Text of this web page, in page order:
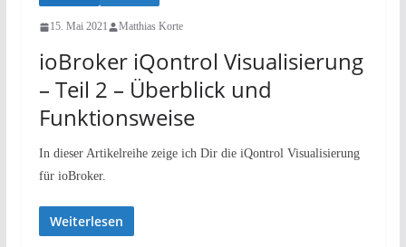
15. Mai 2021 Matthias Korte
ioBroker iQontrol Visualisierung
– Teil 2 – Überblick und
Funktionsweise
In dieser Artikelreihe zeige ich Dir die iQontrol Visualisierung
für ioBroker.
Weiterlesen